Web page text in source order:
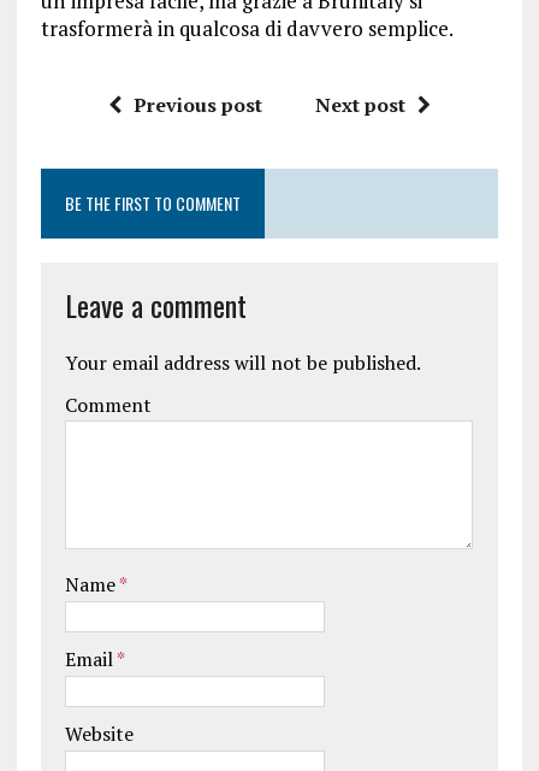
trasformerà in qualcosa di davvero semplice.
Previous post Next post
BE THE FIRST TO COMMENT
Leave a comment
Your email address will not be published.
Comment
Name*
Email*
Website